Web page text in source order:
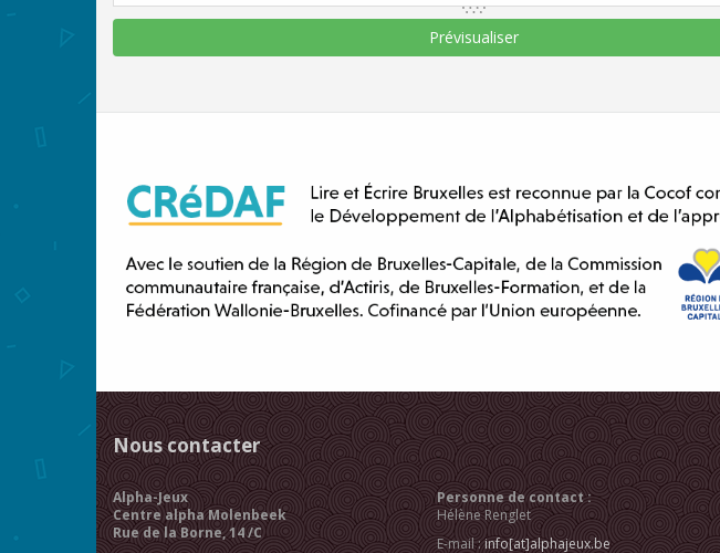
Nous contacter
Alpha-Jeux
Centre alpha Molenbeek
Rue de la Borne, 14 /C
Personne de contact :
Hélène Renglet
E-mail :info[at]alphajeux.be